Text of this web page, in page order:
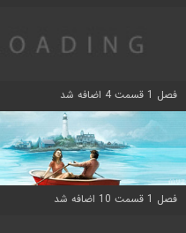
فصل 1 قسمت 4 اضافه شد
فصل 1 قسمت 10 اضافه شد